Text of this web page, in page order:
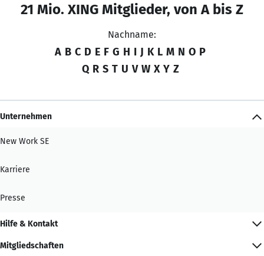
21 Mio. XING Mitglieder, von A bis Z
Nachname:
A B C D E F G H I J K L M N O P
Q R S T U V W X Y Z
Unternehmen
New Work SE
Karriere
Presse
Hilfe & Kontakt
Mitgliedschaften